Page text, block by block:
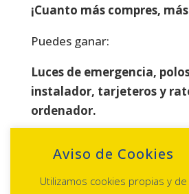
¡Cuanto más compres,
Puedes ganar:
Luces de emergencia,
instalador, tarjeteros y
ordenador.
Consulta nuestra
través de
987 805 600
Aviso de Cookies
Utilizamos cookies propias y de